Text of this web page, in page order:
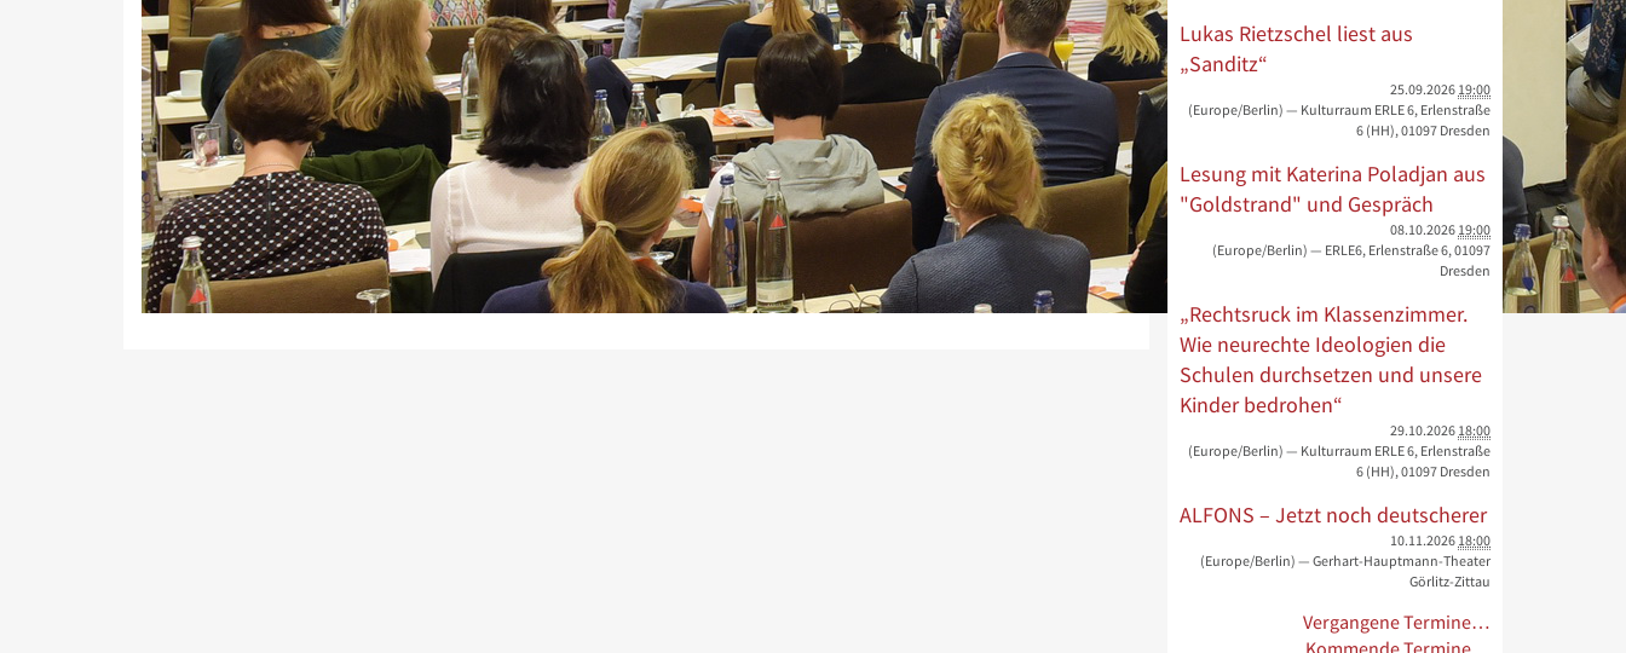
Lukas Rietzschel liest aus
„Sanditz“
25.09.2026 19:00
(Europe/Berlin) — Kulturraum ERLE 6, Erlenstraße
6 (HH), 01097 Dresden
Lesung mit Katerina Poladjan aus
"Goldstrand" und Gespräch
08.10.2026 19:00
(Europe/Berlin) — ERLE6, Erlenstraße 6, 01097
Dresden
„Rechtsruck im Klassenzimmer.
Wie neurechte Ideologien die
Schulen durchsetzen und unsere
Kinder bedrohen“
29.10.2026 18:00
(Europe/Berlin) — Kulturraum ERLE 6, Erlenstraße
6 (HH), 01097 Dresden
ALFONS – Jetzt noch deutscherer
10.11.2026 18:00
(Europe/Berlin) — Gerhart-Hauptmann-Theater
Görlitz-Zittau
Vergangene Termine…